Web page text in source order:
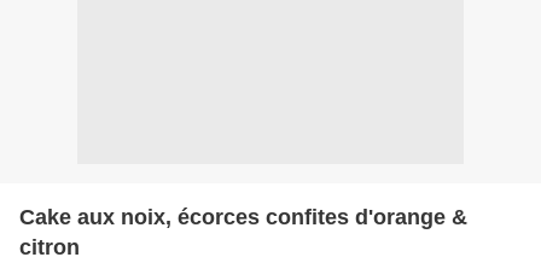
Cake aux noix, écorces confites d'orange &
citron